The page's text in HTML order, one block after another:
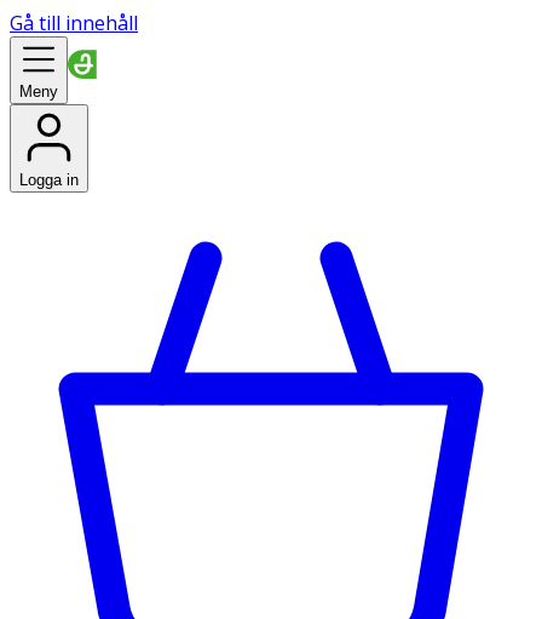
Gå till innehåll
Meny
Logga in